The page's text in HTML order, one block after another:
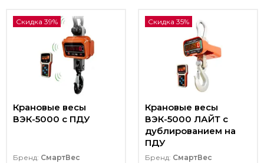
Скидка 39%
Крановые весы
ВЭК-5000 с ПДУ
Бренд: СмартВес
Скидка 35%
Крановые весы
ВЭК-5000 ЛАЙТ c
дублированием на
ПДУ
Бренд: СмартВес